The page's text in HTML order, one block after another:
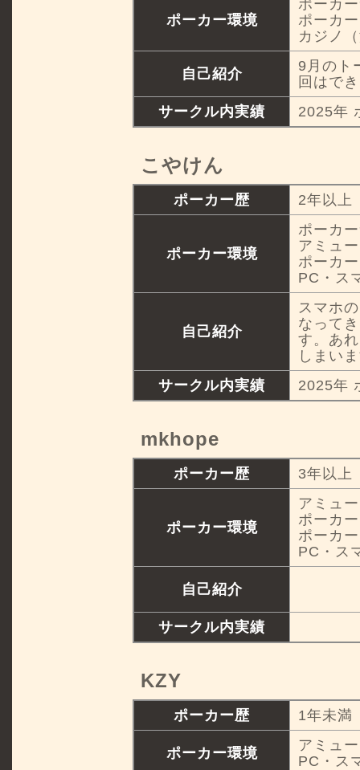
ポーカー環境
ポーカ
ポーカ
カジノ
自己紹介
9月のト
回はで
サークル内実績
2025年
こやけん
ポーカー歴 2年以上
ポーカー環境
ポーカ
アミュ
ポーカ
PC・ス
自己紹介
スマホ
なって
す。あ
しまい
サークル内実績
2025年
mkhope
ポーカー歴 3年以上
ポーカー環境
アミュ
ポーカ
ポーカ
PC・ス
自己紹介
サークル内実績
KZY
ポーカー歴 1年未満
ポーカー環境
アミュ
PC・ス